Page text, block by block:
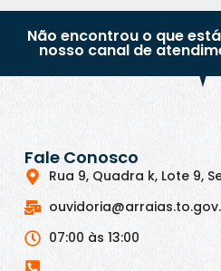
Não encontrou o que
nosso canal de
Fale Conosco
Rua 9, Quadra k, Lote 9,
07:00 às 13:00